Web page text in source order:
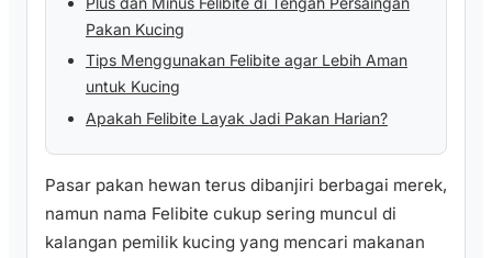
Pakan Kucing
Tips Menggunakan Felibite agar Lebih Aman
untuk Kucing
Apakah Felibite Layak Jadi Pakan Harian?
Pasar pakan hewan terus dibanjiri berbagai merek,
namun nama Felibite cukup sering muncul di
kalangan pemilik kucing yang mencari makanan